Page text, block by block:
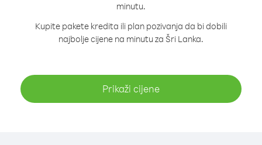
minutu.
Kupite pakete kredita ili plan pozivanja da bi dobili
najbolje cijene na minutu za Šri Lanka.
Prikaži cijene